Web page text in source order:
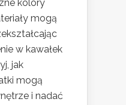
kolory
mogą
w kawałek
jak
mogą
i nadać